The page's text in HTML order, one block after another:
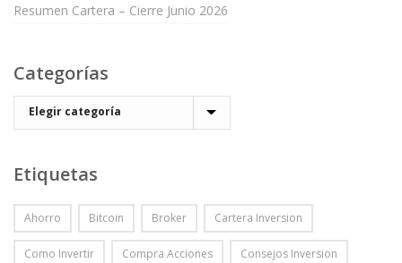
Resumen Cartera – Cierre Junio 2026
Categorías
Etiquetas
Ahorro Bitcoin Broker Cartera Inversion
Como Invertir Compra Acciones Consejos Inversion